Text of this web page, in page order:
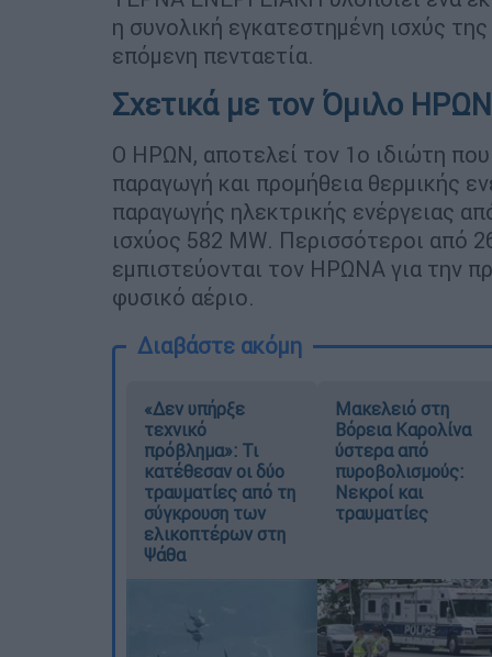
η συνολική εγκατεστημένη ισχύς
επόμενη πενταετία.
Σχετικά με τον Όμιλο ΗΡΩΝ
Ο ΗΡΩΝ, αποτελεί τον 1ο ιδιώτη
παραγωγή και προμήθεια θερμικής
παραγωγής ηλεκτρικής ενέργειας
ισχύος 582 MW. Περισσότεροι από
εμπιστεύονται τον ΗΡΩΝΑ για την
φυσικό αέριο.
Διαβάστε ακόμη
«Δεν υπήρξε
τεχνικό
πρόβλημα»: Τι
κατέθεσαν οι δύο
τραυματίες από τη
σύγκρουση των
ελικοπτέρων στη
Ψάθα
Μακελειό στη
Βόρεια Καρολίνα
ύστερα από
πυροβολισμούς:
Νεκροί και
τραυματίες